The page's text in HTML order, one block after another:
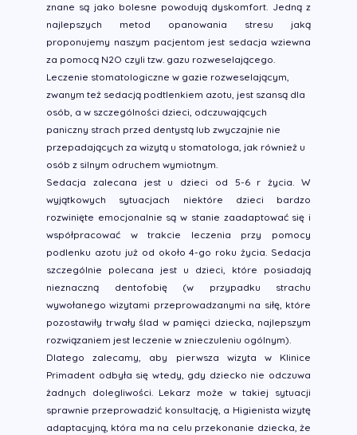
znane są jako bolesne powodują dyskomfort. Jedną z
najlepszych metod opanowania stresu jaką
proponujemy naszym pacjentom jest sedacja wziewna
za pomocą N2O czyli tzw. gazu rozweselającego.
Leczenie stomatologiczne w gazie rozweselającym,
zwanym też sedacją podtlenkiem azotu, jest szansą dla
osób, a w szczególności dzieci, odczuwających
paniczny strach przed dentystą lub zwyczajnie nie
przepadających za wizytą u stomatologa, jak również u
osób z silnym odruchem wymiotnym.
Sedacja zalecana jest u dzieci od 5-6 r życia. W
wyjątkowych sytuacjach niektóre dzieci bardzo
rozwinięte emocjonalnie są w stanie zaadaptować się i
współpracować w trakcie leczenia przy pomocy
podlenku azotu już od około 4-go roku życia. Sedacja
szczególnie polecana jest u dzieci, które posiadają
nieznaczną dentofobię (w przypadku strachu
wywołanego wizytami przeprowadzanymi na siłę, które
pozostawiły trwały ślad w pamięci dziecka, najlepszym
rozwiązaniem jest leczenie w znieczuleniu ogólnym).
Dlatego zalecamy, aby pierwsza wizyta w Klinice
Primadent odbyła się wtedy, gdy dziecko nie odczuwa
żadnych dolegliwości. Lekarz może w takiej sytuacji
sprawnie przeprowadzić konsultację, a Higienista wizytę
adaptacyjną, która ma na celu przekonanie dziecka, że